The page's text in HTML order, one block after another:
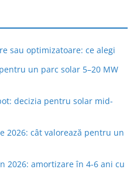
sau optimizatoare: ce alegi
un parc solar 5–20 MW
decizia pentru solar mid-
2026: cât valorează pentru un
2026: amortizare în 4-6 ani cu